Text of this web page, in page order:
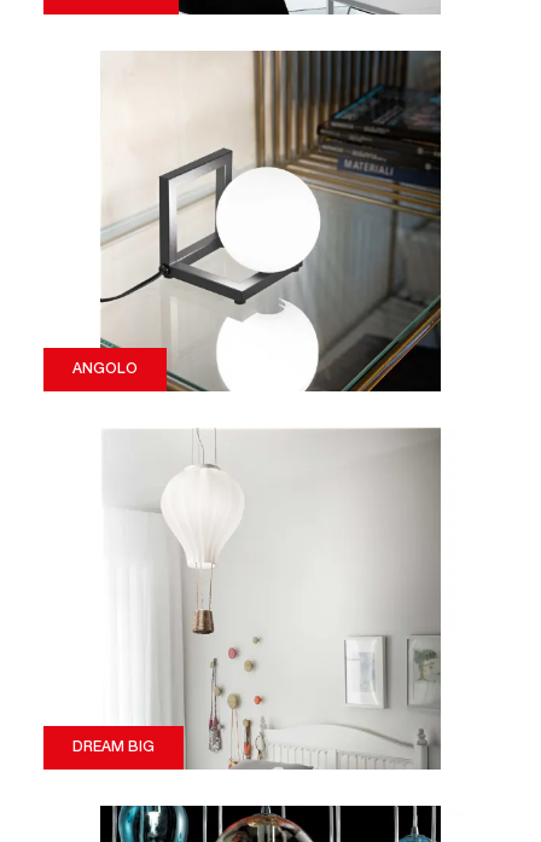
ANGOLO
DREAM BIG